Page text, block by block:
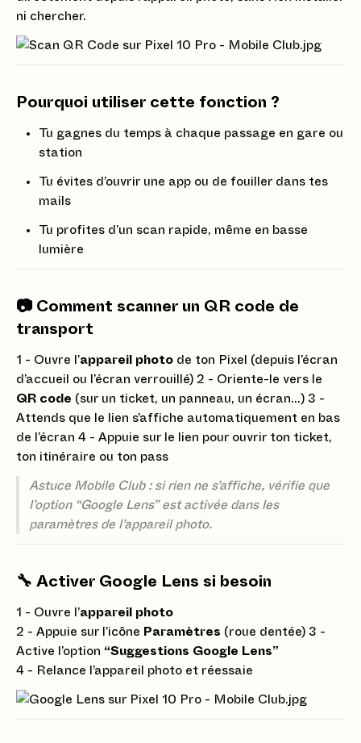
ni chercher.
Pourquoi utiliser cette fonction ?
Tu gagnes du temps à chaque passage en gare ou
station
Tu évites d’ouvrir une app ou de fouiller dans tes
mails
Tu profites d’un scan rapide, même en basse
lumière
📷 Comment scanner un QR code de
transport
1 - Ouvre l’appareil photo de ton Pixel (depuis l’écran
d’accueil ou l’écran verrouillé) 2 - Oriente-le vers le
QR code (sur un ticket, un panneau, un écran…) 3 -
Attends que le lien s’affiche automatiquement en bas
de l’écran 4 - Appuie sur le lien pour ouvrir ton ticket,
ton itinéraire ou ton pass
Astuce Mobile Club : si rien ne s’affiche, vérifie que
l’option “Google Lens” est activée dans les
paramètres de l’appareil photo.
🔧 Activer Google Lens si besoin
1 - Ouvre l’appareil photo
2 - Appuie sur l’icône Paramètres (roue dentée) 3 -
Active l’option “Suggestions Google Lens”
4 - Relance l’appareil photo et réessaie